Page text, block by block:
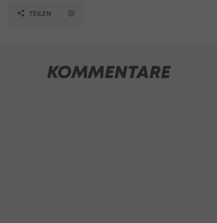
TEILEN
KOMMENTARE